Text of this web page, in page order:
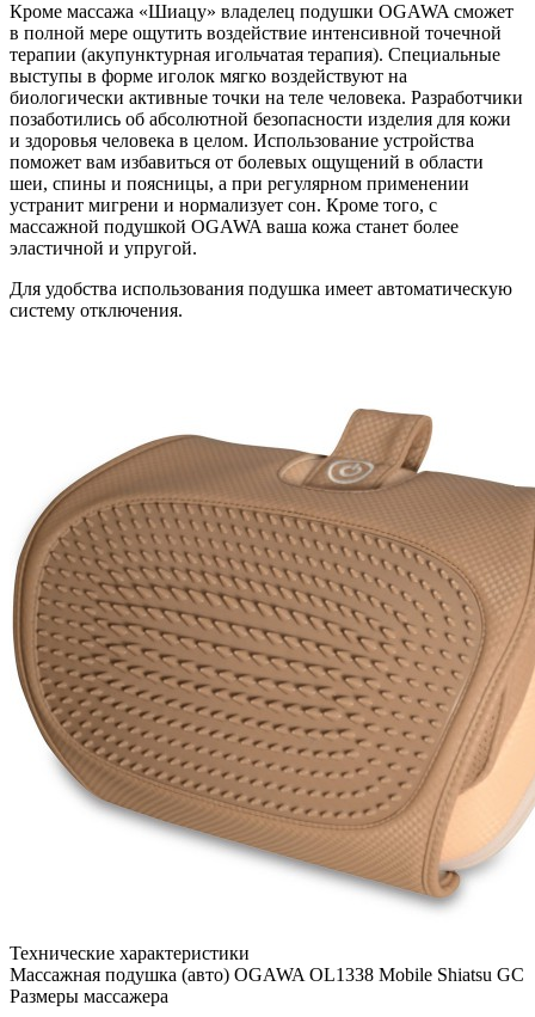
Кроме массажа «Шиацу» владелец подушки OGAWA сможет
в полной мере ощутить воздействие интенсивной точечной
терапии (акупунктурная игольчатая терапия). Специальные
выступы в форме иголок мягко воздействуют на
биологически активные точки на теле человека. Разработчики
позаботились об абсолютной безопасности изделия для кожи
и здоровья человека в целом. Использование устройства
поможет вам избавиться от болевых ощущений в области
шеи, спины и поясницы, а при регулярном применении
устранит мигрени и нормализует сон. Кроме того, с
массажной подушкой OGAWA ваша кожа станет более
эластичной и упругой.
Для удобства использования подушка имеет автоматическую
систему отключения.
Технические характеристики
Массажная подушка (авто) OGAWA OL1338 Mobile Shiatsu GC
Размеры массажера